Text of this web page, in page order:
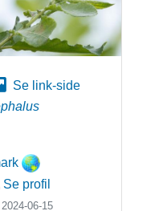
Se link-side
Se profil
2024-06-15